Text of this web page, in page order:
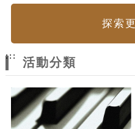
探索
:::
活動分類